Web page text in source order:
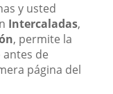
y usted
Intercaladas,
, permite la
de
página del